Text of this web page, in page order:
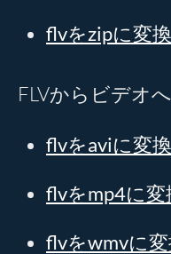
flvをzipに変換
FLVからビデオへ
flvをaviに変換
flvをmp4に変
flvをwmvに